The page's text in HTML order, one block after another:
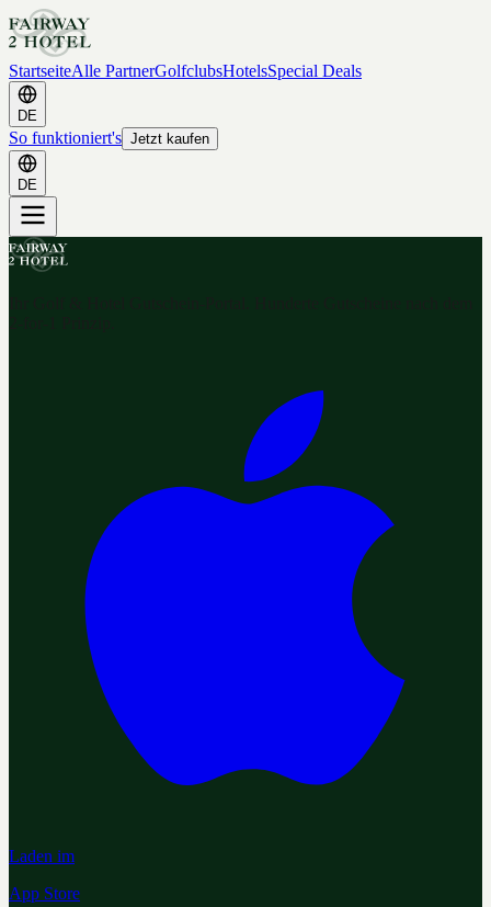
StartseiteAlle PartnerGolfclubsHotelsSpecial Deals
DE
So funktioniert's Jetzt kaufen
DE
Laden im
App Store